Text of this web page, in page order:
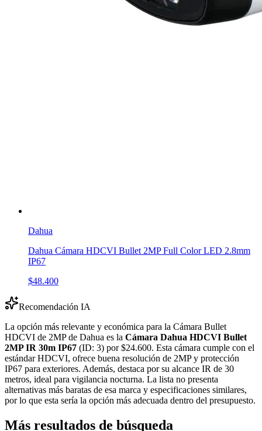
Dahua
Dahua Cámara HDCVI Bullet 2MP Full Color LED 2.8mm
IP67
$48.400
Recomendación IA
La opción más relevante y económica para la Cámara Bullet
HDCVI de 2MP de Dahua es la Cámara Dahua HDCVI Bullet
2MP IR 30m IP67 (ID: 3) por $24.600. Esta cámara cumple con el
estándar HDCVI, ofrece buena resolución de 2MP y protección
IP67 para exteriores. Además, destaca por su alcance IR de 30
metros, ideal para vigilancia nocturna. La lista no presenta
alternativas más baratas de esa marca y especificaciones similares,
por lo que esta sería la opción más adecuada dentro del presupuesto.
Más resultados de búsqueda